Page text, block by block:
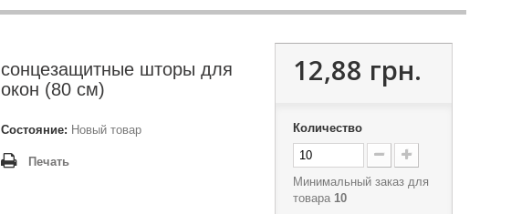
сонцезащитные шторы для
окон (80 см)
Состояние: Новый товар
Печать
12,88 грн.
Количество
Минимальный заказ для
товара 10